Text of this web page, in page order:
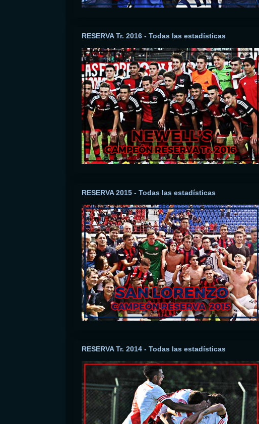
RESERVA Tr. 2016 - Todas las estadísticas
RESERVA 2015 - Todas las estadísticas
RESERVA Tr. 2014 - Todas las estadísticas